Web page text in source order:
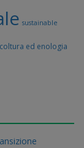
sustainable
ed enologia